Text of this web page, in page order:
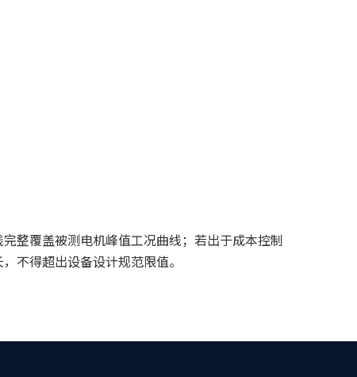
整覆盖被测电机峰值工况曲线；若出于成本控制
不得超出设备设计规范限值。